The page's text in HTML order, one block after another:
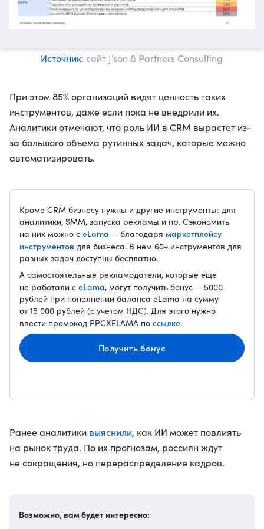
Источник: сайт J’son & Partners Consulting
При этом 85% организаций видят ценность таких
инструментов, даже если пока не внедрили их.
Аналитики отмечают, что роль ИИ в CRM вырастет из-
за большого объема рутинных задач, которые можно
автоматизировать.
Кроме CRM бизнесу нужны и другие инструменты: для
аналитики, SMM, запуска рекламы и пр. Сэкономить
на них можно с eLama — благодаря маркетплейсу
инструментов для бизнеса. В нем 60+ инструментов для
разных задач доступны бесплатно.
А самостоятельные рекламодатели, которые еще
не работали с eLama, могут получить бонус — 5000
рублей при пополнении баланса eLama на сумму
от 15 000 рублей (с учетом НДС). Для этого нужно
ввести промокод PPCXELAMA по ссылке.
Получить бонус
Ранее аналитики выяснили, как ИИ может повлиять
на рынок труда. По их прогнозам, россиян ждут
не сокращения, но перераспределение кадров.
Возможно, вам будет интересно: